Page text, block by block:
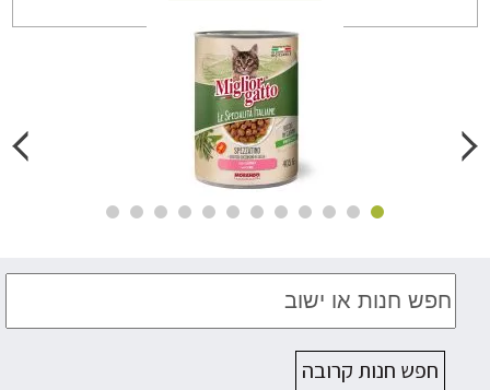
חפש חנות קרובה